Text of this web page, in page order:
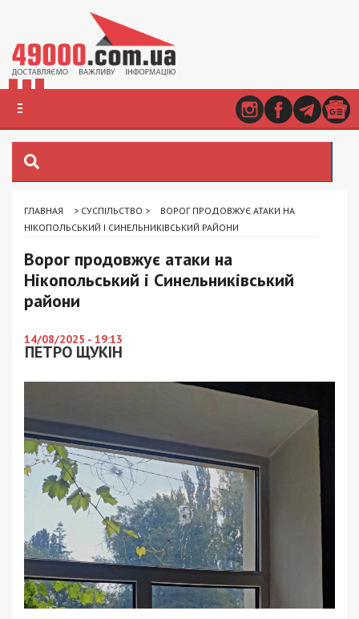
ГЛАВНАЯ > СУСПІЛЬСТВО >
ВОРОГ ПРОДОВЖУЄ АТАКИ НА
НІКОПОЛЬСЬКИЙ І СИНЕЛЬНИКІВСЬКИЙ РАЙОНИ
Ворог продовжує атаки на
Нікопольський і Синельниківський
райони
14/08/2025 - 19:13
ПЕТРО ЩУКІН